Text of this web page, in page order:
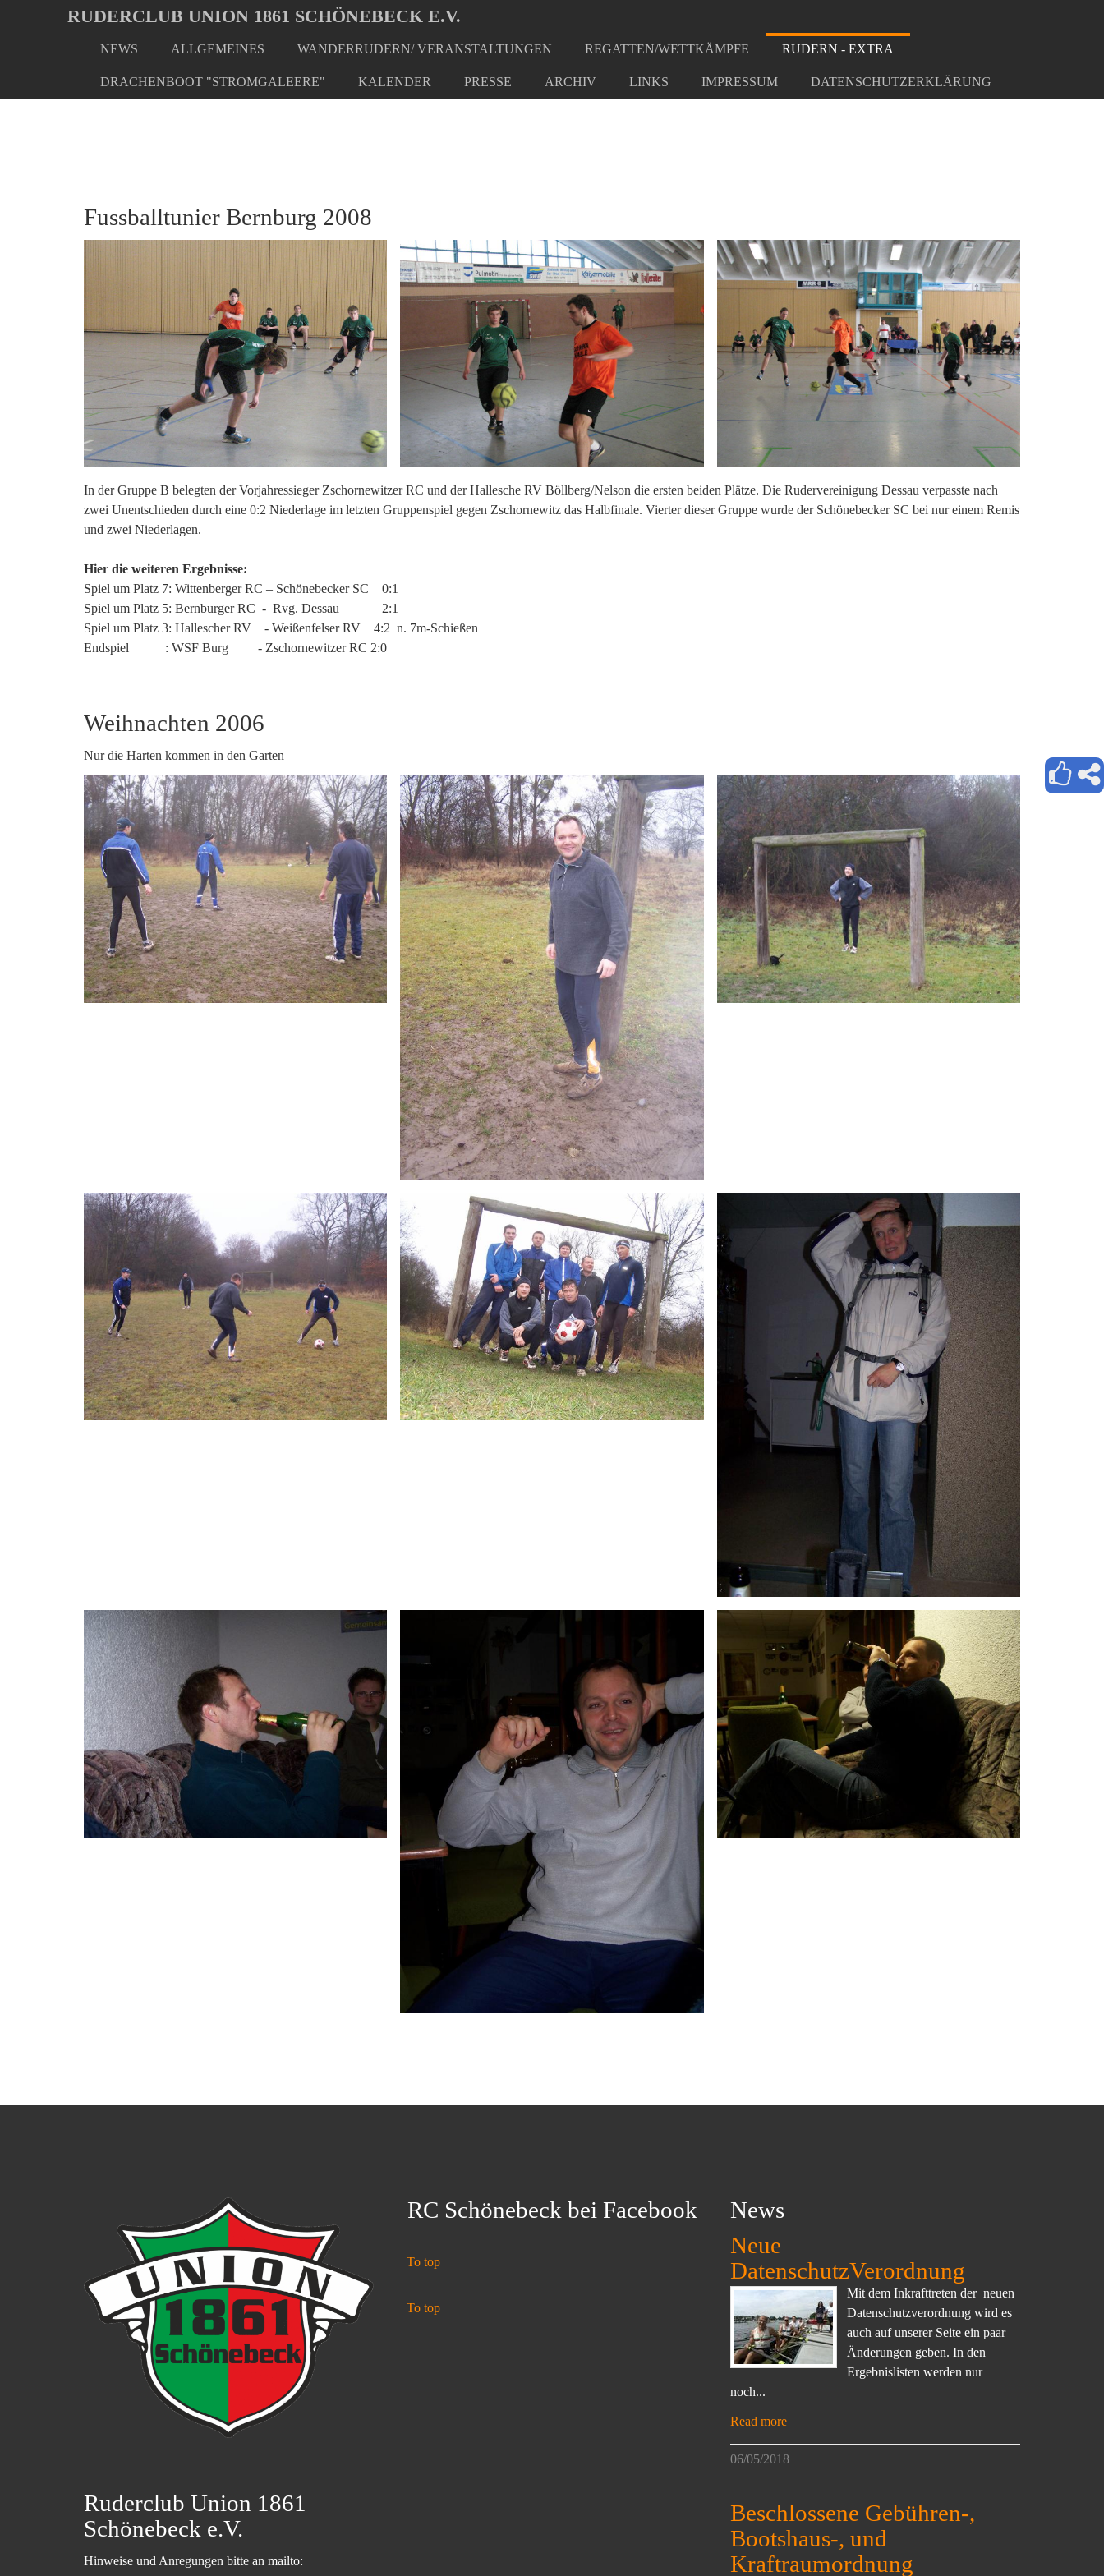
Oops, an error occurred! Code: 202608071552266d7439a4
main
RUDERCLUB UNION 1861 SCHÖNEBECK E.V.
NEWS ALLGEMEINES WANDERRUDERN/ VERANSTALTUNGEN REGATTEN/WETTKÄMPFE RUDERN - EXTRA
DRACHENBOOT "STROMGALEERE" KALENDER PRESSE ARCHIV LINKS IMPRESSUM DATENSCHUTZERKLÄRUNG
here:
Fussballtunier Bernburg 2008
In der Gruppe B belegten der Vorjahressieger Zschornewitzer RC und der Hallesche RV Böllberg/Nelson die ersten beiden Plätze. Die Rudervereinigung Dessau verpasste nach
zwei Unentschieden durch eine 0:2 Niederlage im letzten Gruppenspiel gegen Zschornewitz das Halbfinale. Vierter dieser Gruppe wurde der Schönebecker SC bei nur einem Remis
und zwei Niederlagen.
Hier die weiteren Ergebnisse:
Spiel um Platz 7: Wittenberger RC – Schönebecker SC 0:1
Spiel um Platz 5: Bernburger RC - Rvg. Dessau 2:1
Spiel um Platz 3: Hallescher RV - Weißenfelser RV 4:2 n. 7m-Schießen
Endspiel : WSF Burg - Zschornewitzer RC 2:0
Weihnachten 2006
Nur die Harten kommen in den Garten
Ruderclub Union 1861
Schönebeck e.V.
Hinweise und Anregungen bitte an mailto:
RC Schönebeck bei Facebook
To top
To top
News
Neue
DatenschutzVerordnung
Mit dem Inkrafttreten der neuen
Datenschutzverordnung wird es
auch auf unserer Seite ein paar
Änderungen geben. In den
Ergebnislisten werden nur
noch...
Read more
06/05/2018
Beschlossene Gebühren-,
Bootshaus-, und
Kraftraumordnung